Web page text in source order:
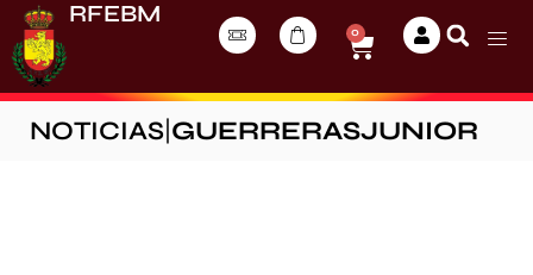
RFEBM
0
NOTICIAS GUERRERASJUNIOR